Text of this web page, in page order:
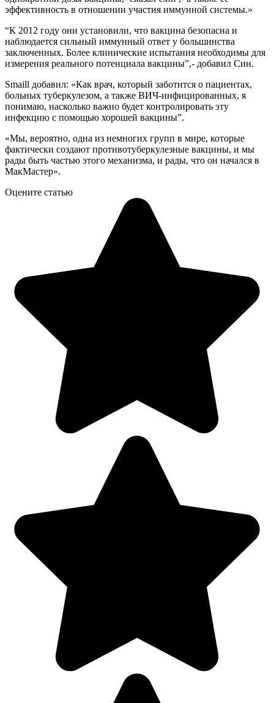
эффективность в отношении участия иммунной системы.»
“К 2012 году они установили, что вакцина безопасна и
наблюдается сильный иммунный ответ у большинства
заключенных. Более клинические испытания необходимы для
измерения реального потенциала вакцины”,- добавил Син.
Smaill добавил: «Как врач, который заботится о пациентах,
больных туберкулезом, а также ВИЧ-инфицированных, я
понимаю, насколько важно будет контролировать эту
инфекцию с помощью хорошей вакцины”.
«Мы, вероятно, одна из немногих групп в мире, которые
фактически создают противотуберкулезные вакцины, и мы
рады быть частью этого механизма, и рады, что он начался в
МакМастер».
Оцените статью